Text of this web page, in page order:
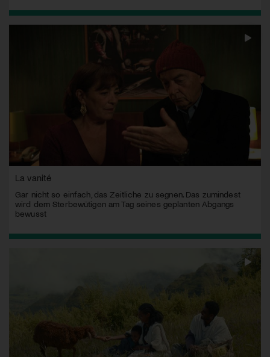
La vanité
Gar nicht so einfach, das Zeitliche zu segnen. Das zumindest
wird dem Sterbewütigen am Tag seines geplanten Abgangs
bewusst